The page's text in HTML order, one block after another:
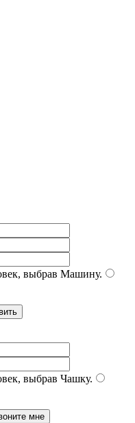
выбрав Машину.
выбрав Чашку.